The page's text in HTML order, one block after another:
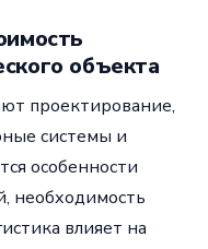
объекта
проектирование,
системы и
особенности
необходимость
влияет на